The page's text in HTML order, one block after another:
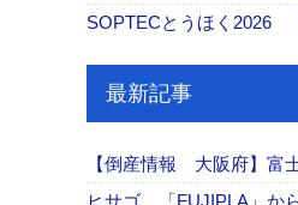
SOPTECとうほく2026
最新記事
【倒産情報 大阪府】富
ヒサゴ 「FUJIPLA」か